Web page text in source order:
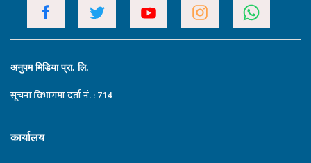
अनुपम मिडिया प्रा. लि.
सूचना विभागमा दर्ता नं. : 714
कार्यालय